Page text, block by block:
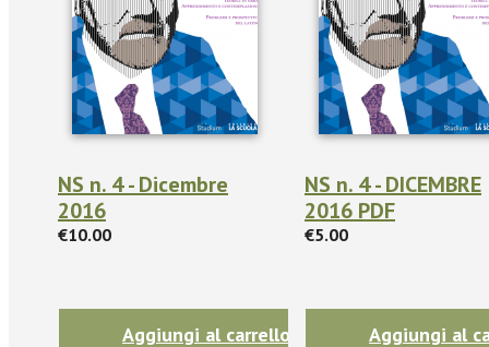
NS n. 4 - Dicembre
2016
€10.00
Aggiungi al carrello
NS n. 4 - DICEMBRE
2016 PDF
€5.00
Aggiungi al